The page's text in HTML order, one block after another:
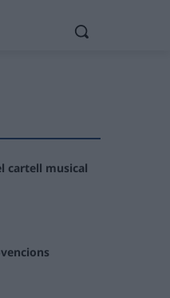
cartell musical